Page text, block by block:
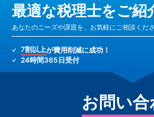
最適な税理士をご紹
あなたのニーズや課題を、お気軽にご相談くだ
7割以上が費用削減に成功！
24時間365日受付
お問い合